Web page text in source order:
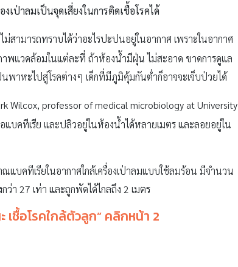
เป่าลมเป็นจุดเสี่ยงในการติดเชื้อโรคได้
ามารถทราบได้ว่าอะไรปะปนอยู่ในอากาศ เพราะในอากาศ
พแวดล้อมในแต่ละที่ ถ้าห้องน้ำมีฝุ่น ไม่สะอาด ขาดการดูแล
พาหะไปสู่โรคต่างๆ เด็กที่มีภูมิคุ้มกันต่ำก็อาจจะเจ็บป่วยได้
professor of medical microbiology at University
แบคทีเรีย และปลิวอยู่ในห้องน้ำได้หลายเมตร และลอยอยู่ใน
บคทีเรียในอากาศใกล้เครื่องเป่าลมแบบใช้ลมร้อน มีจำนวน
ว่า 27 เท่า และถูกพัดได้ไกลถึง 2 เมตร
เชื้อโรคใกล้ตัวลูก” คลิกหน้า 2